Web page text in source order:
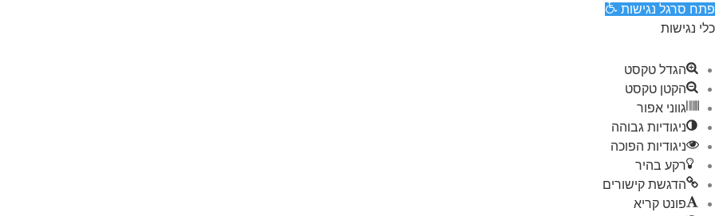
פתח סרגל נגישות
כלי נגישות
הגדל טקסט
הקטן טקסט
גווני אפור
ניגודיות גבוהה
ניגודיות הפוכה
רקע בהיר
הדגשת קישורים
פונט קריא